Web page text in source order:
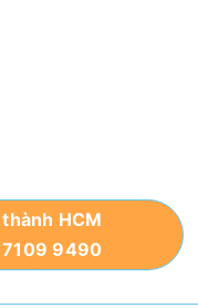
HCM
7109 9490